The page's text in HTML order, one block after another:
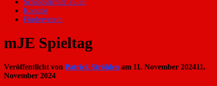
Schiedsrichter 25-26
Kontakt
Förderverein
mJE Spieltag
Veröffentlicht von Patrick Ströhlen am 11. November 202411.
November 2024